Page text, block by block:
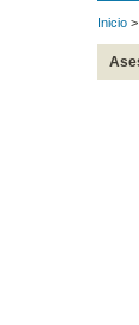
Inicio >